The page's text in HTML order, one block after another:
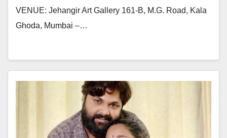
VENUE: Jehangir Art Gallery 161-B, M.G. Road, Kala
Ghoda, Mumbai –…